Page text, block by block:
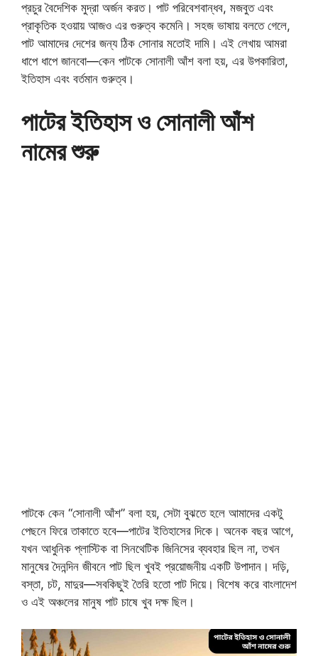
প্রচুর বৈদেশিক মুদ্রা অর্জন করত। পাট পরিবেশবান্ধব, মজবুত এবং
প্রাকৃতিক হওয়ায় আজও এর গুরুত্ব কমেনি। সহজ ভাষায় বলতে গেলে,
পাট আমাদের দেশের জন্য ঠিক সোনার মতোই দামি। এই লেখায় আমরা
ধাপে ধাপে জানবো—কেন পাটকে সোনালী আঁশ বলা হয়, এর উপকারিতা,
ইতিহাস এবং বর্তমান গুরুত্ব।
পাটের ইতিহাস ও সোনালী আঁশ
নামের শুরু
পাটকে কেন “সোনালী আঁশ” বলা হয়, সেটা বুঝতে হলে আমাদের একটু
পেছনে ফিরে তাকাতে হবে—পাটের ইতিহাসের দিকে। অনেক বছর আগে,
যখন আধুনিক প্লাস্টিক বা সিনথেটিক জিনিসের ব্যবহার ছিল না, তখন
মানুষের দৈনন্দিন জীবনে পাট ছিল খুবই প্রয়োজনীয় একটি উপাদান। দড়ি,
বস্তা, চট, মাদুর—সবকিছুই তৈরি হতো পাট দিয়ে। বিশেষ করে বাংলাদেশ
ও এই অঞ্চলের মানুষ পাট চাষে খুব দক্ষ ছিল।